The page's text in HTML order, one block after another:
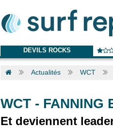
DEVILS ROCKS
Actualités WCT
WCT - FANNING
Et deviennent